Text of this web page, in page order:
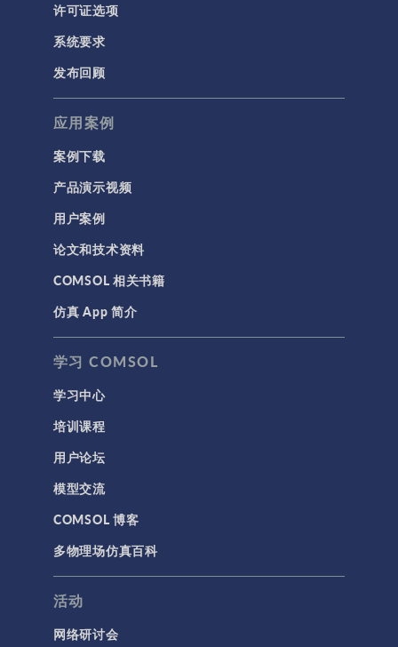
许可证选项
系统要求
发布回顾
应用案例
案例下载
产品演示视频
用户案例
论文和技术资料
COMSOL 相关书籍
仿真 App 简介
学习 COMSOL
学习中心
培训课程
用户论坛
模型交流
COMSOL 博客
多物理场仿真百科
活动
网络研讨会